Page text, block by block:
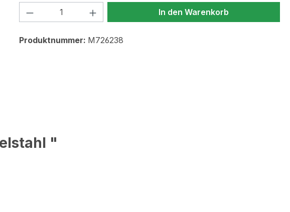
Produkt Anzahl: Gib den gewünschten Wert
In den Warenkorb
Produktnummer: M726238
"